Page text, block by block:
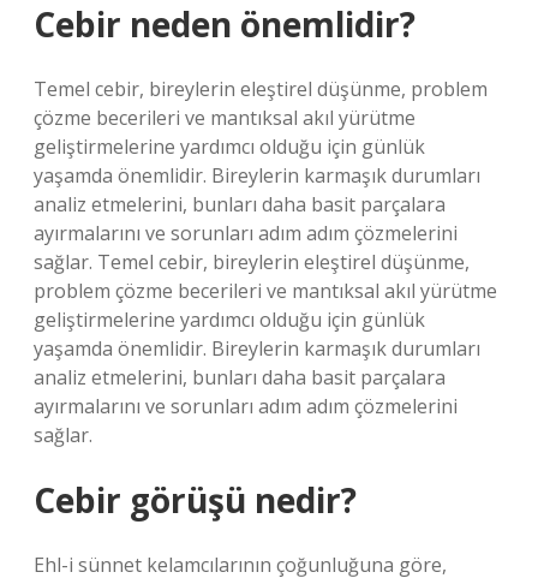
Cebir neden önemlidir?
Temel cebir, bireylerin eleştirel düşünme, problem
çözme becerileri ve mantıksal akıl yürütme
geliştirmelerine yardımcı olduğu için günlük
yaşamda önemlidir. Bireylerin karmaşık durumları
analiz etmelerini, bunları daha basit parçalara
ayırmalarını ve sorunları adım adım çözmelerini
sağlar. Temel cebir, bireylerin eleştirel düşünme,
problem çözme becerileri ve mantıksal akıl yürütme
geliştirmelerine yardımcı olduğu için günlük
yaşamda önemlidir. Bireylerin karmaşık durumları
analiz etmelerini, bunları daha basit parçalara
ayırmalarını ve sorunları adım adım çözmelerini
sağlar.
Cebir görüşü nedir?
Ehl-i sünnet kelamcılarının çoğunluğuna göre,